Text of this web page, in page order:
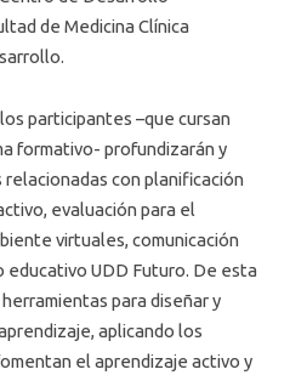
de Medicina Clínica
participantes –que cursan
formativo- profundizarán y
con planificación
evaluación para el
virtuales, comunicación
educativo UDD Futuro. De esta
para diseñar y
aplicando los
el aprendizaje activo y